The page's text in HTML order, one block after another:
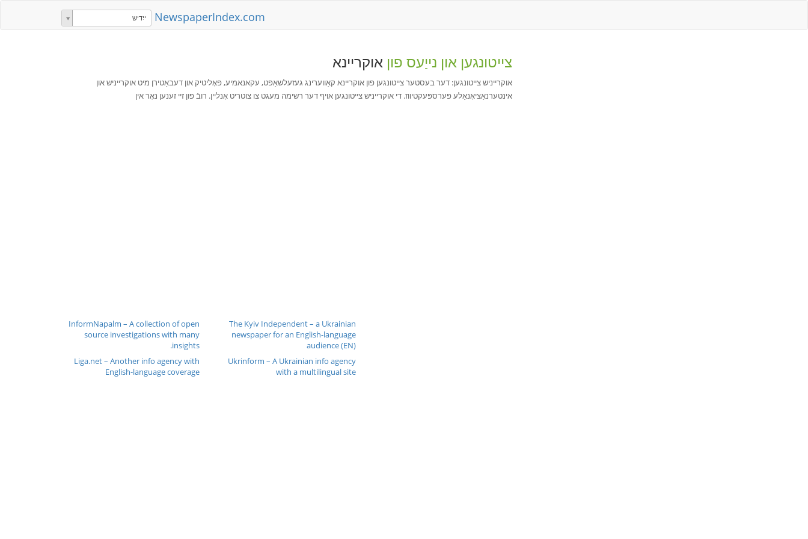
NewspaperIndex.com ייִדיש
צייטונגען און נייַעס פון אוקריינא
אוקרייניש צייטונגען: דער בעסטער צייטונגען פון אוקריינא קאַווערינג געזעלשאַפט, עקאנאמיע, פּאָליטיק און דעבאַטירן מיט אוקרייניש און
אינטערנאַציאָנאַלע פּערספּעקטיווז. די אוקרייניש צייטונגען אויף דער רשימה מעגט צו צוטריט אָנליין. רובֿ פון זיי זענען נאָר אין
InformNapalm – A collection of open
source investigations with many
insights.
Liga.net – Another info agency with
English-language coverage
The Kyiv Independent – a Ukrainian
newspaper for an English-language
audience (EN)
Ukrinform – A Ukrainian info agency
with a multilingual site